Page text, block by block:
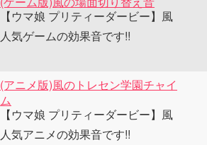
【ウマ娘 プリティーダービー】風
人気ゲームの効果音です!!
(アニメ版)風のトレセン学園チャイ
ム
【ウマ娘 プリティーダービー】風
人気アニメの効果音です!!